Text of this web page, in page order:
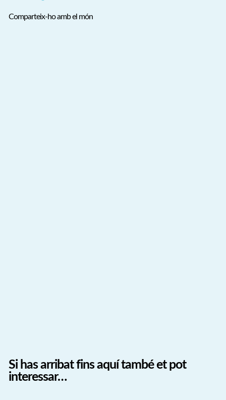
Comparteix-ho amb el món
Si has arribat fins aquí també et pot
interessar…